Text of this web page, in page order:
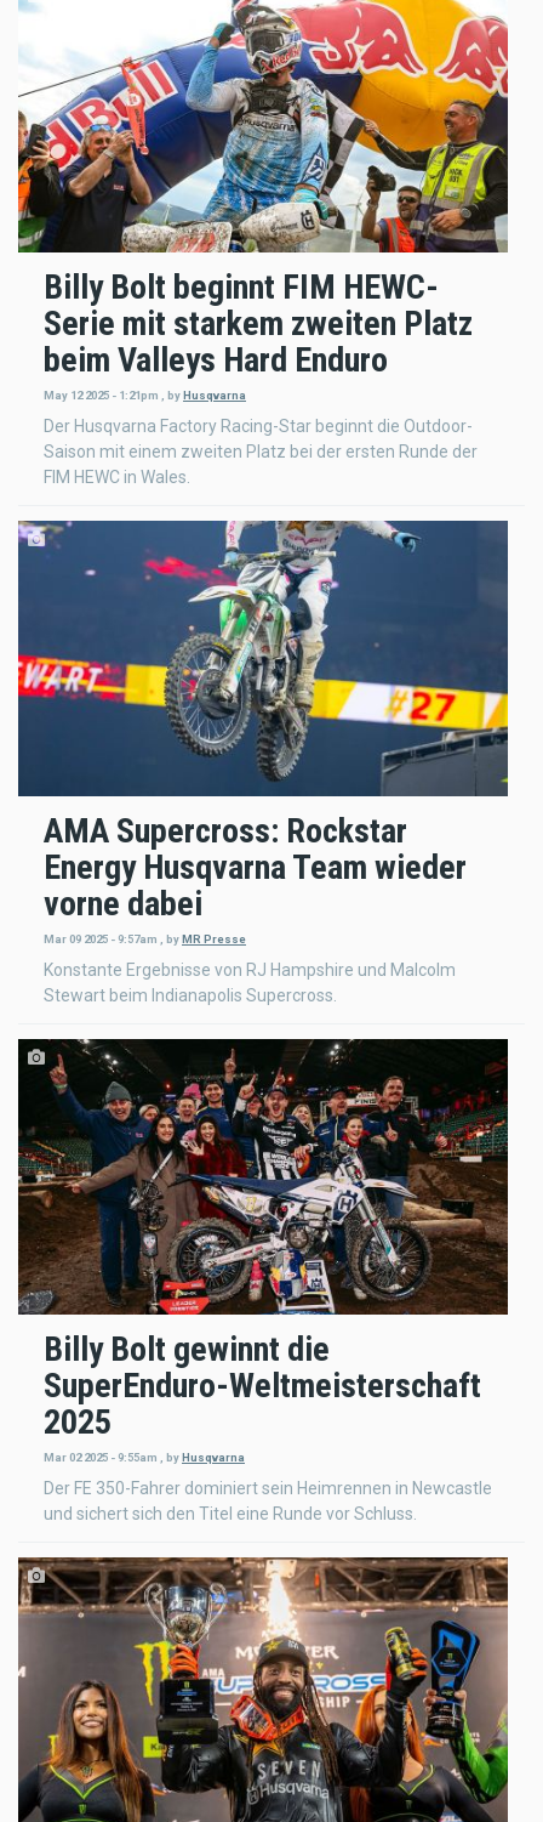
Billy Bolt beginnt FIM HEWC-
Serie mit starkem zweiten Platz
beim Valleys Hard Enduro
May 12 2025 - 1:21pm , byHusqvarna
Der Husqvarna Factory Racing-Star beginnt die Outdoor-
Saison mit einem zweiten Platz bei der ersten Runde der
FIM HEWC in Wales.
AMA Supercross: Rockstar
Energy Husqvarna Team wieder
vorne dabei
Mar 09 2025 - 9:57am , byMR Presse
Konstante Ergebnisse von RJ Hampshire und Malcolm
Stewart beim Indianapolis Supercross.
Billy Bolt gewinnt die
SuperEnduro-Weltmeisterschaft
2025
Mar 02 2025 - 9:55am , by Husqvarna
Der FE 350-Fahrer dominiert sein Heimrennen in Newcastle
und sichert sich den Titel eine Runde vor Schluss.